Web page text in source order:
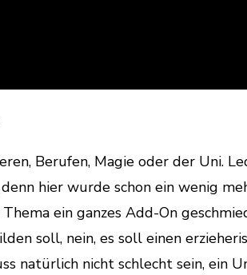
Berufen, Magie oder der Uni.
hier wurde schon ein wenig
ein ganzes Add-On
soll, nein, es soll einen
natürlich nicht schlecht sein, ein